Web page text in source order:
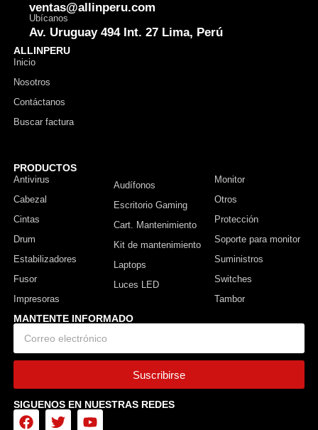
ventas@allinperu.com
Ubícanos
Av. Uruguay 494 Int. 27 Lima, Perú
ALLINPERU
Inicio
Nosotros
Contáctanos
Buscar factura
PRODUCTOS
Antivirus
Cabezal
Cintas
Drum
Estabilizadores
Fusor
Impresoras
Audífonos
Escritorio Gaming
Cart. Mantenimiento
Kit de mantenimiento
Laptops
Luces LED
Monitor
Otros
Protección
Soporte para monitor
Suministros
Switches
Tambor
MANTENTE INFORMADO
Suscribirse
SIGUENOS EN NUESTRAS REDES